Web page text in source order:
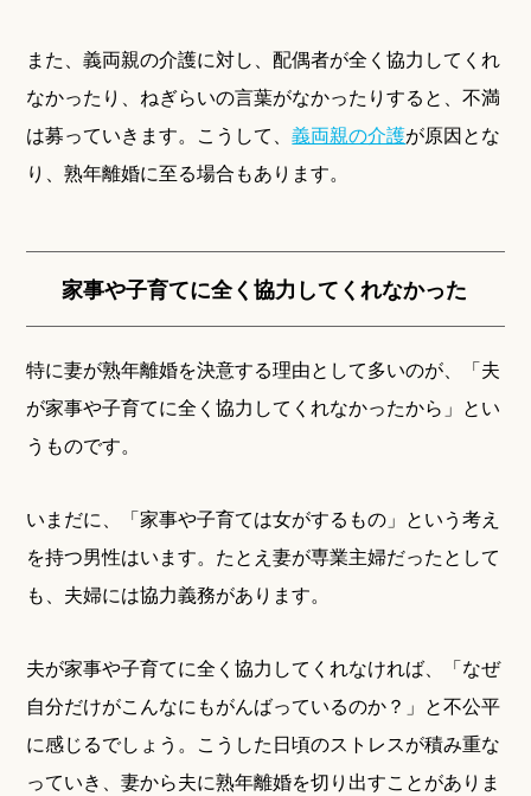
また、義両親の介護に対し、配偶者が全く協力してくれ
なかったり、ねぎらいの言葉がなかったりすると、不満
は募っていきます。こうして、義両親の介護が原因とな
り、熟年離婚に至る場合もあります。
家事や子育てに全く協力してくれなかった
特に妻が熟年離婚を決意する理由として多いのが、「夫
が家事や子育てに全く協力してくれなかったから」とい
うものです。
いまだに、「家事や子育ては女がするもの」という考え
を持つ男性はいます。たとえ妻が専業主婦だったとして
も、夫婦には協力義務があります。
夫が家事や子育てに全く協力してくれなければ、「なぜ
自分だけがこんなにもがんばっているのか？」と不公平
に感じるでしょう。こうした日頃のストレスが積み重な
っていき、妻から夫に熟年離婚を切り出すことがありま